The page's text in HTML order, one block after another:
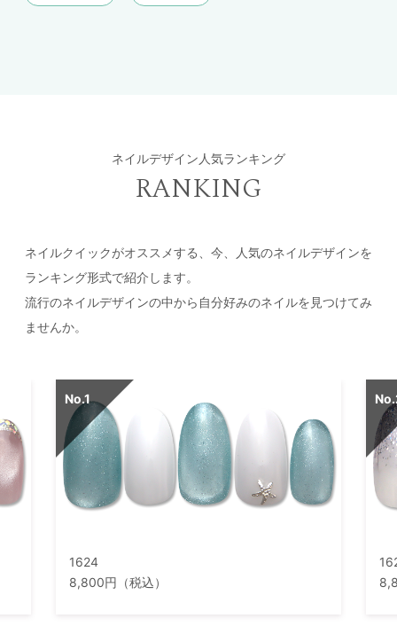
ネイルデザイン人気ランキング
RANKING
ネイルクイックがオススメする、今、人気のネイルデザインを
ランキング形式で紹介します。
流行のネイルデザインの中から自分好みのネイルを見つけてみ
ませんか。
1624
8,800円（税込）